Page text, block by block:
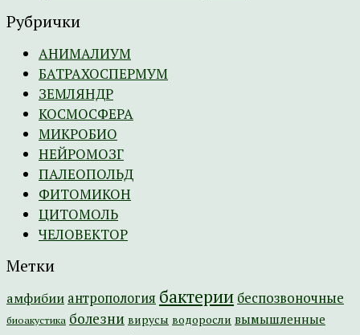
Рубрички
АНИМАЛИУМ
БАТРАХОСПЕРМУМ
ЗЕМЛЯНДР
КОСМОСФЕРА
МИКРОБИО
НЕЙРОМОЗГ
ПАЛЕОПОЛЬД
ФИТОМИКОН
ЦИТОМОЛЬ
ЧЕЛОВЕКТОР
Метки
амфибии антропология бактерии беспозвоночные
биоакустика болезни вирусы водоросли вымышленные